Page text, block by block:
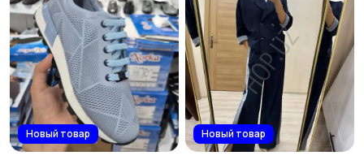
Новый товар Новый товар